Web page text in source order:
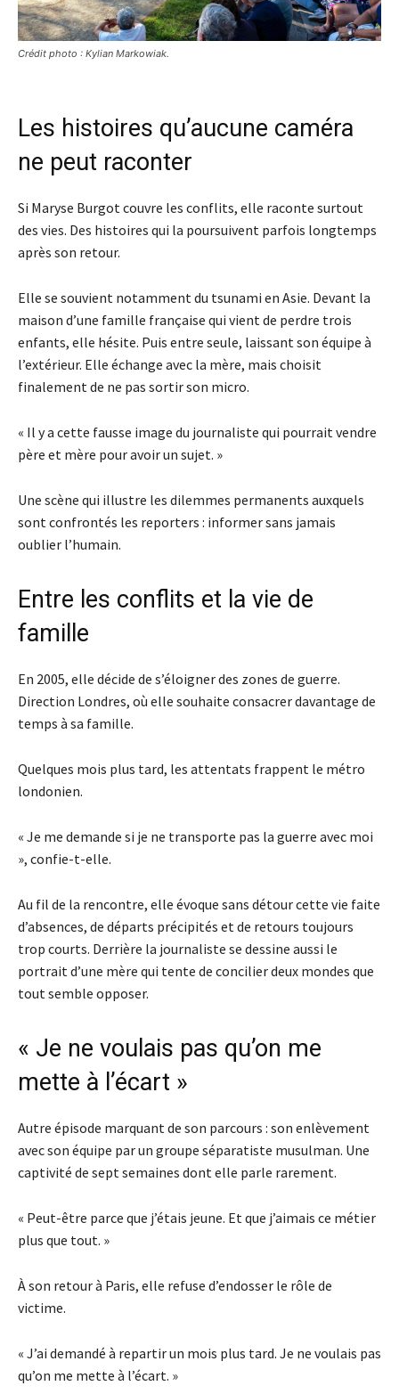
Crédit photo : Kylian Markowiak.
Les histoires qu’aucune caméra
ne peut raconter
Si Maryse Burgot couvre les conflits, elle raconte surtout
des vies. Des histoires qui la poursuivent parfois longtemps
après son retour.
Elle se souvient notamment du tsunami en Asie. Devant la
maison d’une famille française qui vient de perdre trois
enfants, elle hésite. Puis entre seule, laissant son équipe à
l’extérieur. Elle échange avec la mère, mais choisit
finalement de ne pas sortir son micro.
« Il y a cette fausse image du journaliste qui pourrait vendre
père et mère pour avoir un sujet. »
Une scène qui illustre les dilemmes permanents auxquels
sont confrontés les reporters : informer sans jamais
oublier l’humain.
Entre les conflits et la vie de
famille
En 2005, elle décide de s’éloigner des zones de guerre.
Direction Londres, où elle souhaite consacrer davantage de
temps à sa famille.
Quelques mois plus tard, les attentats frappent le métro
londonien.
« Je me demande si je ne transporte pas la guerre avec moi
», confie-t-elle.
Au fil de la rencontre, elle évoque sans détour cette vie faite
d’absences, de départs précipités et de retours toujours
trop courts. Derrière la journaliste se dessine aussi le
portrait d’une mère qui tente de concilier deux mondes que
tout semble opposer.
« Je ne voulais pas qu’on me
mette à l’écart »
Autre épisode marquant de son parcours : son enlèvement
avec son équipe par un groupe séparatiste musulman. Une
captivité de sept semaines dont elle parle rarement.
« Peut-être parce que j’étais jeune. Et que j’aimais ce métier
plus que tout. »
À son retour à Paris, elle refuse d’endosser le rôle de
victime.
« J’ai demandé à repartir un mois plus tard. Je ne voulais pas
qu’on me mette à l’écart. »